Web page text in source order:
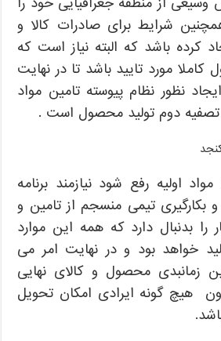
شرایط برای صادرات کالا و
کرده باشد که البته نیاز است که
کاملا مورد تایید باشد تا در نهایت
نظور نظام پیوسته تامین مواد
تصفیه دوم تولید محصول است .
اولیه رفع شود نیازمند برنامه
تیمی منسجم از تامین و
را بدنبال دارد که همه این موارد
خواهد بود و در نهایت امر می
زمانبدی محصول و کالای نهایی
هیچ گونه ایرادی امکان تحویل